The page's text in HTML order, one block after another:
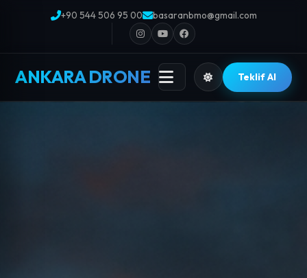
+90 544 506 95 00 basaranbmo@gmail.com
ANKARA DRONE Teklif Al